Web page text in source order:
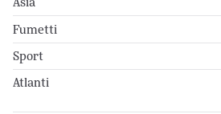
Fumetti
Sport
Atlanti